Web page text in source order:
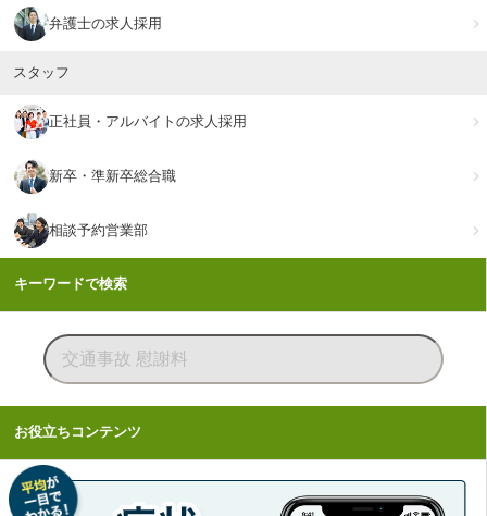
弁護士の求人採用
スタッフ
正社員・アルバイトの求人採用
新卒・準新卒総合職
相談予約営業部
キーワードで検索
お役立ちコンテンツ